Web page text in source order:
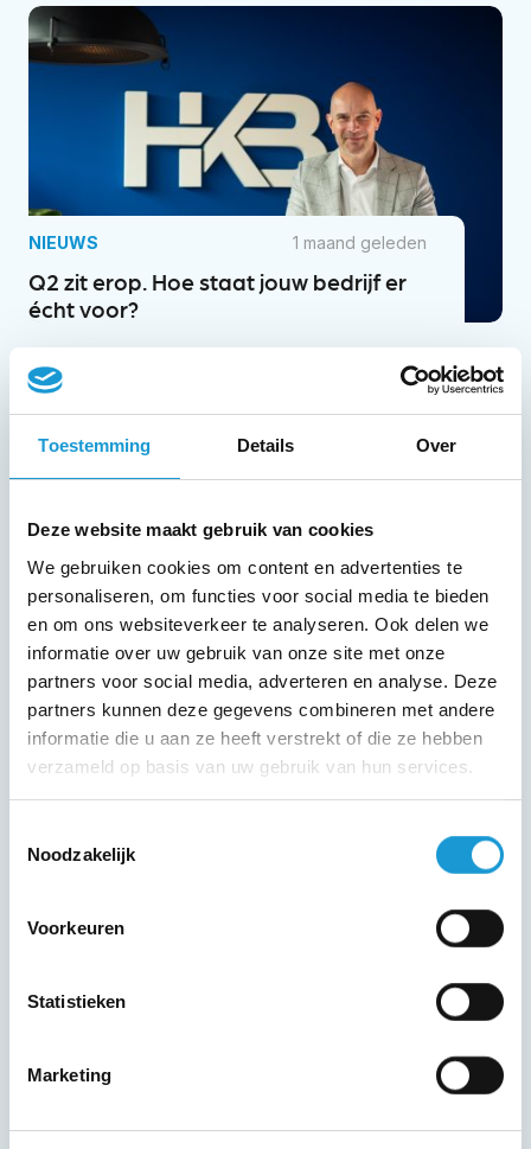
Toestemming Details Over
Deze website maakt gebruik van cookies
We gebruiken cookies om content en advertenties te
personaliseren, om functies voor social media te bieden
en om ons websiteverkeer te analyseren. Ook delen we
informatie over uw gebruik van onze site met onze
partners voor social media, adverteren en analyse. Deze
partners kunnen deze gegevens combineren met andere
informatie die u aan ze heeft verstrekt of die ze hebben
verzameld op basis van uw gebruik van hun services.
Noodzakelijk
Voorkeuren
Statistieken
Marketing
NIEUWS 1 maand geleden
Q2 zit erop. Hoe staat jouw bedrijf er
écht voor?
NIEUWS 2 maanden geleden
Weet jij waar je geld écht naartoe
gaat?
Groeien zonder uit te breiden: meer